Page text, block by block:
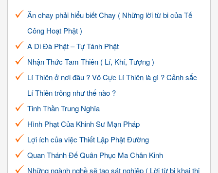
Ăn chay phải hiểu biết Chay ( Những lời từ bi của Tế
Công Hoạt Phật )
A Di Đà Phật – Tự Tánh Phật
Nhận Thức Tam Thiên ( Lí, Khí, Tượng )
Lí Thiên ở nơi đâu ? Vô Cực Lí Thiên là gì ? Cảnh sắc
Lí Thiên trông như thế nào ?
Tinh Thần Trung Nghĩa
Hình Phạt Của Khinh Sư Mạn Pháp
Lợi ích của việc Thiết Lập Phật Đường
Quan Thánh Đế Quân Phục Ma Chân Kinh
Những ngành nghề sẽ tạo sát nghiệp ( Lời từ bi khai thị